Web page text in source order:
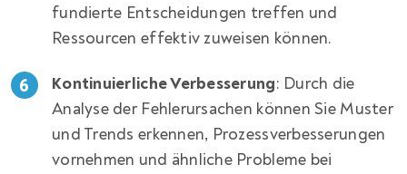
fundierte Entscheidungen treffen und
Ressourcen effektiv zuweisen können.
Kontinuierliche Verbesserung: Durch die
Analyse der Fehlerursachen können Sie Muster
und Trends erkennen, Prozessverbesserungen
vornehmen und ähnliche Probleme bei